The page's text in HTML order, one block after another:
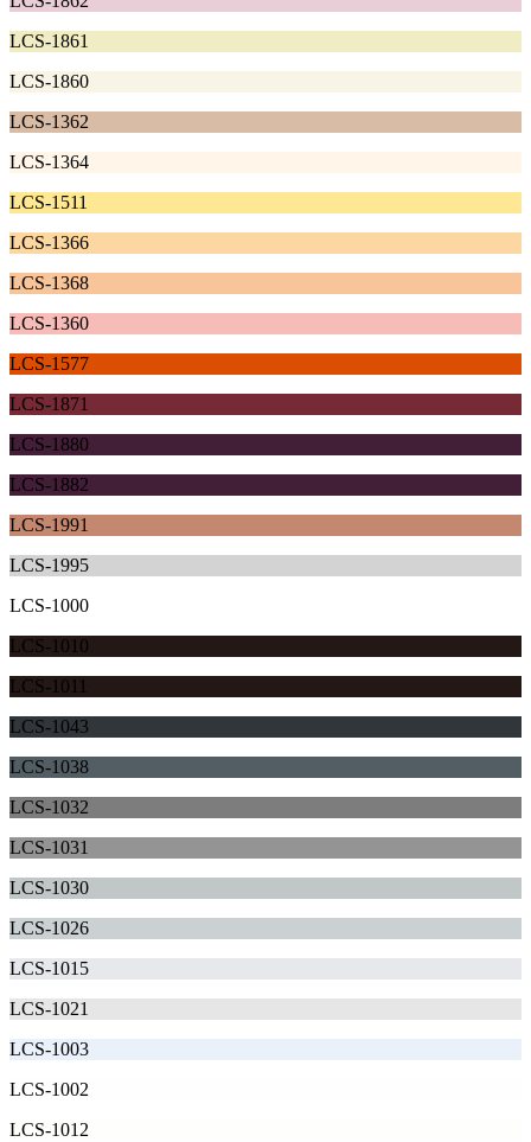
LCS-1861
LCS-1860
LCS-1362
LCS-1364
LCS-1511
LCS-1366
LCS-1368
LCS-1360
LCS-1577
LCS-1871
LCS-1880
LCS-1882
LCS-1991
LCS-1995
LCS-1000
LCS-1010
LCS-1011
LCS-1043
LCS-1038
LCS-1032
LCS-1031
LCS-1030
LCS-1026
LCS-1015
LCS-1021
LCS-1003
LCS-1002
LCS-1012